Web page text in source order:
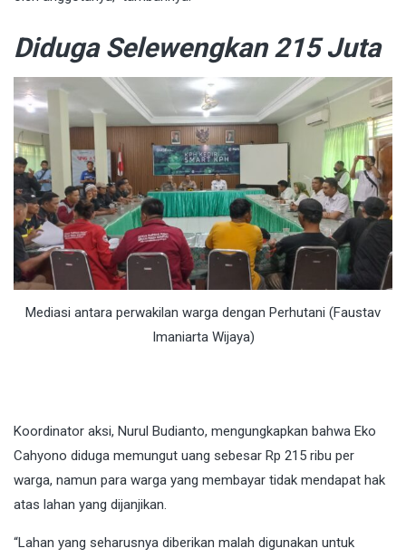
Diduga Selewengkan 215 Juta
Mediasi antara perwakilan warga dengan Perhutani (Faustav
Imaniarta Wijaya)
Koordinator aksi, Nurul Budianto, mengungkapkan bahwa Eko
Cahyono diduga memungut uang sebesar Rp 215 ribu per
warga, namun para warga yang membayar tidak mendapat hak
atas lahan yang dijanjikan.
“Lahan yang seharusnya diberikan malah digunakan untuk